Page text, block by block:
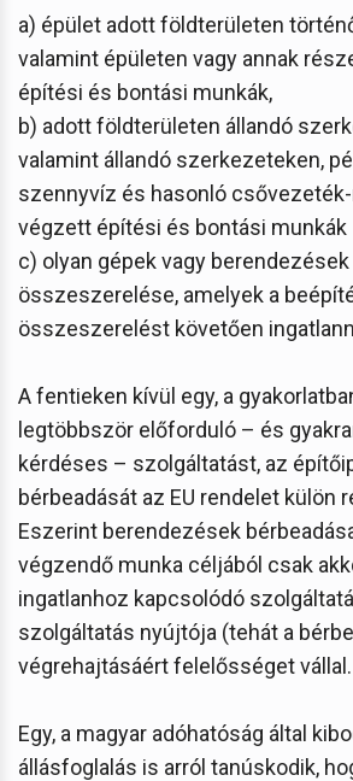
a) épület adott földterületen
valamint épületen vagy annak
építési és bontási munkák,
b) adott földterületen állandó
valamint állandó szerkezeteken,
szennyvíz és hasonló
végzett építési és bontási munkák
c) olyan gépek vagy
összeszerelése, amelyek a
összeszerelést követően
A fentieken kívül egy, a
legtöbbször előforduló – és
kérdéses – szolgáltatást, az
bérbeadását az EU rendelet külön
Eszerint berendezések
végzendő munka céljából csak
ingatlanhoz kapcsolódó
szolgáltatás nyújtója (tehát a
végrehajtásáért felelősséget vállal.
Egy, a magyar adóhatóság által
állásfoglalás is arról tanúskodik,